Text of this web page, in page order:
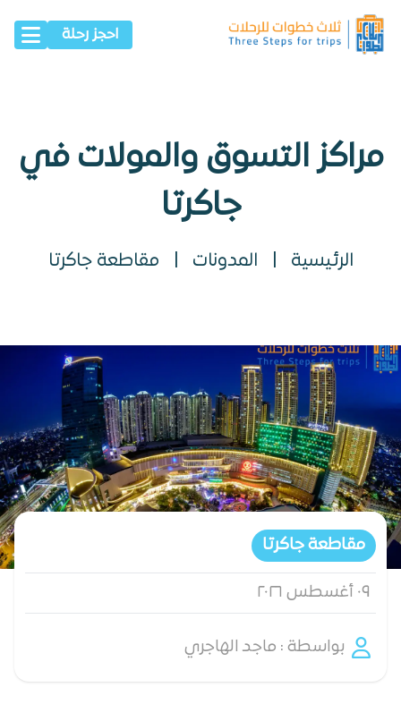
احجز رحلة
مراكز التسوق والمولات في
جاكرتا
الرئيسية المدونات مقاطعة جاكرتا
مقاطعة جاكرتا
٠٩ أغسطس ٢٠٢٦
بواسطة : ماجد الهاجري